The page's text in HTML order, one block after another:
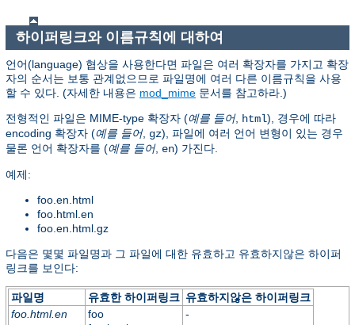
하이퍼링크와 이름규칙에 대하여
언어(language) 협상을 사용한다면 파일은 여러 확장자를 가지고 확장
자의 순서는 보통 관계없으므로 파일명에 여러 다른 이름규칙을 사용
할 수 있다. (자세한 내용은 mod_mime 문서를 참고하라.)
전형적인 파일은 MIME-type 확장자 (예를 들어, html), 경우에 따라
encoding 확장자 (예를 들어, gz), 파일에 여러 언어 변형이 있는 경우
물론 언어 확장자를 (예를 들어, en) 가진다.
예제:
foo.en.html
foo.html.en
foo.en.html.gz
다음은 몇몇 파일명과 그 파일에 대한 유효하고 유효하지않은 하이퍼
링크를 보인다:
파일명 유효한 하이퍼링크 유효하지않은 하이퍼링크
foo.html.en
foo
-